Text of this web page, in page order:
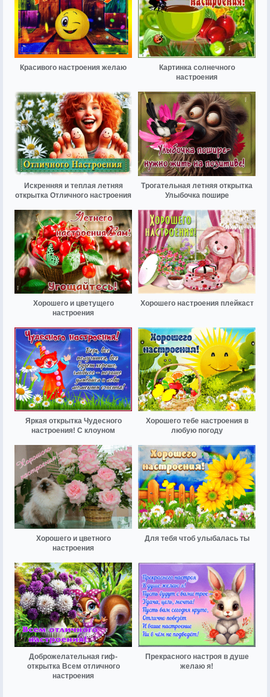
Красивого настроения желаю
Картинка солнечного
настроения
Искренняя и теплая летняя
открытка Отличного настроения
Трогательная летняя открытка
Улыбочка пошире
Хорошего и цветущего
настроения
Хорошего настроения плейкаст
Яркая открытка Чудесного
настроения! С клоуном
Хорошего тебе настроения в
любую погоду
Хорошего и цветного
настроения
Для тебя чтоб улыбалась ты
Доброжелательная гиф-
открытка Всем отличного
настроения
Прекрасного настроя в душе
желаю я!